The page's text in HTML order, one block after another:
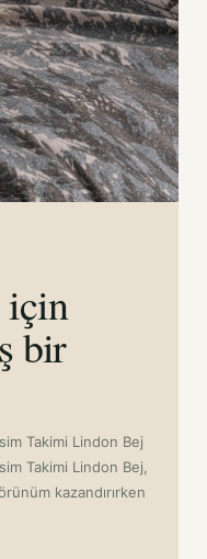
için
bir
Takimi Lindon Bej
Takimi Lindon Bej,
kazandırırken